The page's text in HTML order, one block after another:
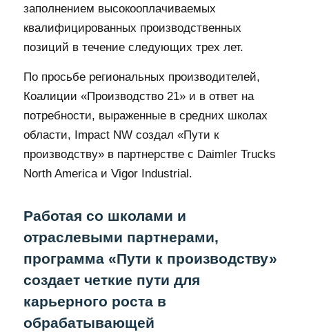
заполнением высокооплачиваемых
квалифицированных производственных
позиций в течение следующих трех лет.
По просьбе региональных производителей,
Коалиции «Производство 21» и в ответ на
потребности, выраженные в средних школах
области, Impact NW создал «Пути к
производству» в партнерстве с Daimler Trucks
North America и Vigor Industrial.
Работая со школами и
отраслевыми партнерами,
программа «Пути к производству»
создает четкие пути для
карьерного роста в
обрабатывающей